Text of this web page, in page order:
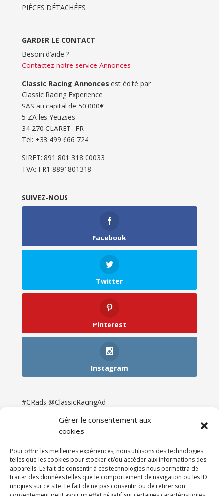
Gérer le consentement aux
cookies
Pour offrir les meilleures expériences, nous utilisons des technologies
telles que les cookies pour stocker et/ou accéder aux informations des
appareils. Le fait de consentir à ces technologies nous permettra de
traiter des données telles que le comportement de navigation ou les ID
uniques sur ce site. Le fait de ne pas consentir ou de retirer son
PIÈCES DÉTACHÉES
GARDER LE CONTACT
Besoin d’aide ?
Contactez notre service Annonces.
Classic Racing Annonces est édité par
Classic Racing Experience
SAS au capital de 50 000€
5 ZA les Yeuzses
34 270 CLARET -FR-
Tel: ‭+33 499 666 724‬
SIRET: 891 801 318 00033
TVA: FR1 8891801318
SUIVEZ-NOUS
Facebook
Twitter
Pinterest
Instagram
#CRads @ClassicRacingAd